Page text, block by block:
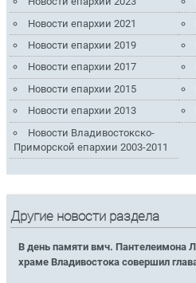
Новости епархии 2021
Новости епархии 2019
Новости епархии 2017
Новости епархии 2015
Новости епархии 2013
Новости Владивостокско-
Приморской епархии 2003-2011
Другие новости раздела
В день памяти вмч. Пантелеимона
храме Владивостока совершил